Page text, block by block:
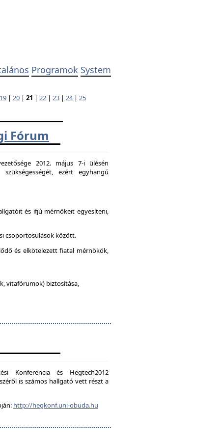
Programok System
19 | 20 | 21 | 22 | 23 | 24| 25
Fórum
2012. május 7-i ülésén
ezért egyhangú
és ifjú mérnökeit egyesíteni,
csoportosulások között.
és elkötelezett fiatal mérnökök,
vitafórumok) biztosítása,
Konferencia és Hegtech2012
is számos hallgató vett részt a
http://hegkonf.uni-obuda.hu